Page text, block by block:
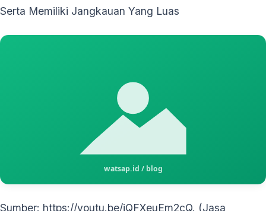
Serta Memiliki Jangkauan Yang Luas
Sumber: https://youtu.be/iQFXeuEm2cQ. (Jasa